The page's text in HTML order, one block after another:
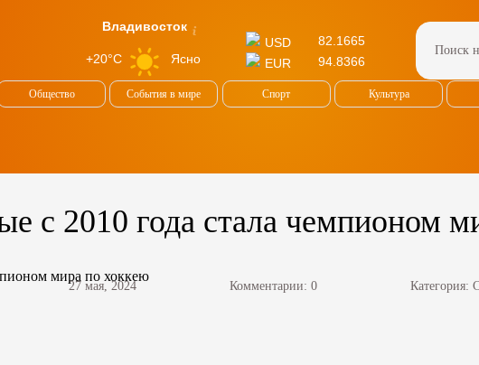
Владивосток
+20°C Ясно
USD
82.1665
EUR
94.8366
Общество События в мире Спорт Культура
с 2010 года стала чемпионом
27 мая, 2024 Комментарии: 0 Категория: